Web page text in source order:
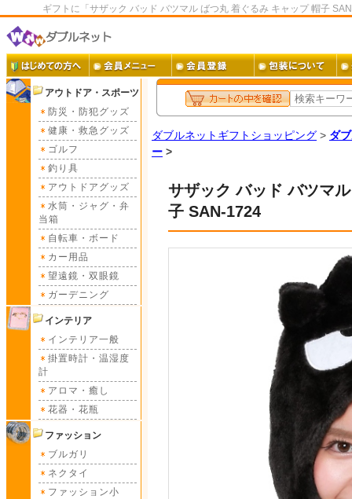
ギフトに「サザック バッド バツマル ばつ丸 着ぐるみ キャップ 帽子
アウトドア・スポーツ
防災・防犯グッズ
健康・救急グッズ
ゴルフ
釣り具
アウトドアグッズ
水筒・ジャグ・弁
当箱
自転車・ボード
カー用品
望遠鏡・双眼鏡
ガーデニング
インテリア
インテリア一般
掛置時計・温湿度
計
アロマ・癒し
花器・花瓶
ファッション
ブルガリ
ネクタイ
ファッション小
ダブルネットギフトショッピング > ダ
ー >
サザック バッド バツマ
子 SAN-1724